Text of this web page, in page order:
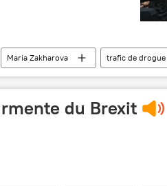
Maria Zakharova
trafic de drogue
du Brexit